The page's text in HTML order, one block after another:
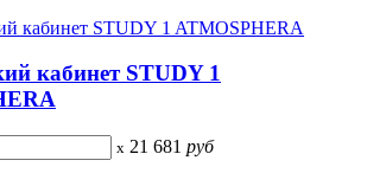
кабинет STUDY 1
x 21 681 руб